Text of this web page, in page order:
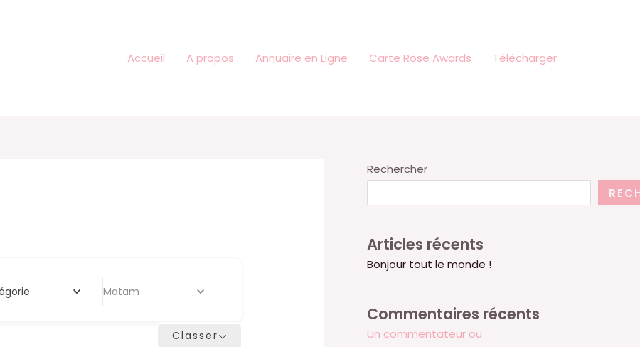
Accueil
A propos Annuaire en Ligne Carte Rose Awards Télécharger
Matam
Classer
Rechercher
Articles récents
Bonjour tout le monde !
Commentaires récents
Un commentateur ou